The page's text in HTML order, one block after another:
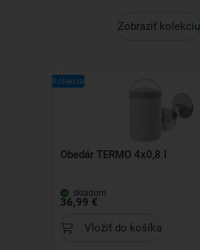
Zobraziť kolekciu
Kolekcia
Obedár TERMO 4x0,8 l
skladom
36,99 €
Vložiť do košíka